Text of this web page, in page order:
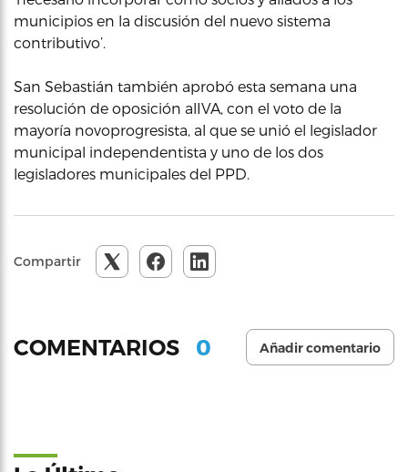
municipios en la discusión del nuevo sistema
contributivo’.
San Sebastián también aprobó esta semana una
resolución de oposición alIVA, con el voto de la
mayoría novoprogresista, al que se unió el legislador
municipal independentista y uno de los dos
legisladores municipales del PPD.
Compartir
COMENTARIOS 0 Añadir comentario